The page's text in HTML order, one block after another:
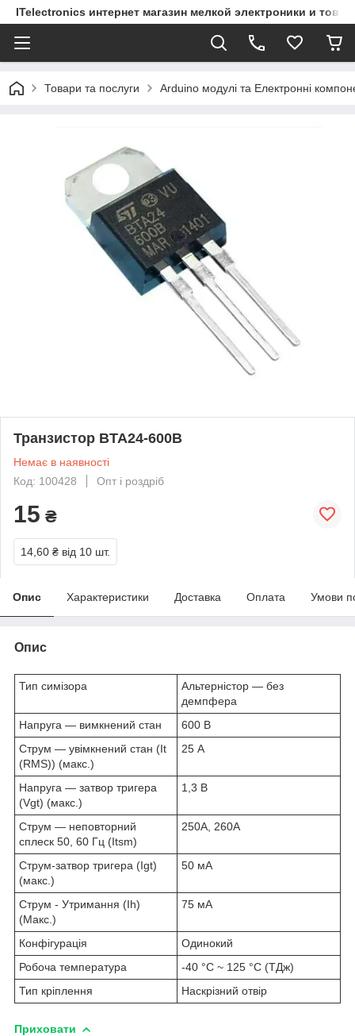
ITelectronics интернет магазин мелкой электроники и
Товари та послуги Arduino модулі та Електронні
Транзистор BTA24-600B
Немає в наявності
Код: 100428
Опт і роздріб
15 ₴
14,60 ₴ від 10 шт.
Опис Характеристики Доставка Оплата Умови
Опис
Тип симізора
Альтерністор — без
демпфера
Напруга — вимкнений стан
600 В
Струм — увімкнений стан (It
(RMS)) (макс.)
25 А
Напруга — затвор тригера
(Vgt) (макс.)
1,3 В
Струм — неповторний
сплеск 50, 60 Гц (Itsm)
250А, 260А
Струм-затвор тригера (Igt)
(макс.)
50 мА
Струм - Утримання (Ih)
(Макс.)
75 мА
Конфігурація
Одинокий
Робоча температура
-40 °C ~ 125 °C (ТДж)
Тип кріплення
Наскрізний отвір
Приховати